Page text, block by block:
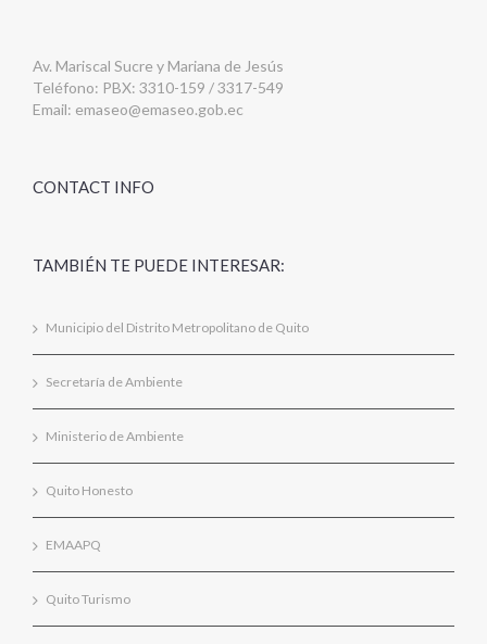
Av. Mariscal Sucre y Mariana de Jesús
Teléfono: PBX: 3310-159 / 3317-549
Email: emaseo@emaseo.gob.ec
CONTACT INFO
TAMBIÉN TE PUEDE INTERESAR:
Municipio del Distrito Metropolitano de Quito
Secretaría de Ambiente
Ministerio de Ambiente
Quito Honesto
EMAAPQ
Quito Turismo